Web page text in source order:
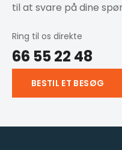
til at svare på dine
Ring til os direkte
66 55 22 48
BESTIL ET BESØG